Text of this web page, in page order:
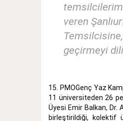
veren
geçirmeyi
15. PMOGenç Yaz
11 üniversiteden 26
Üyesi Emir Balkan, Dr.
birleştirildiği, kolektif